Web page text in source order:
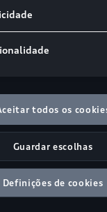
combinado:
todos os
Guardar escolhas
Definições de cookies